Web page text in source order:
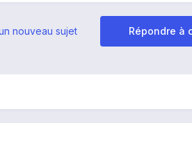
Répondre à
nouveau sujet